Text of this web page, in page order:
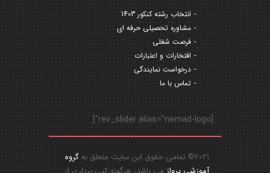
انتخاب رشته کنکور 1403
مشاوره تحصیلی حرفه ای
فرصت شغلی
افتخارات و اعتبارات
درخواست نمایندگی
تماس با ما
[rev_slider alias="nemad-logo"]
2021© تمامی حقوق این سایت متعلق به
گروه